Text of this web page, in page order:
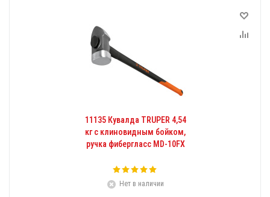
11135 Кувалда TRUPER 4,54
кг с клиновидным бойком,
ручка фибергласс MD-10FX
Нет в наличии